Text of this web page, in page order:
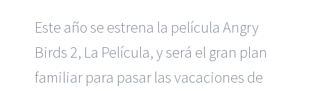
Este año se estrena la película Angry
Birds 2, La Película, y será el gran plan
familiar para pasar las vacaciones de